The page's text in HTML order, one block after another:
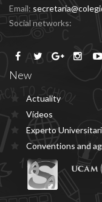
Email:
Social networks:
New
Actuality
Vídeos
Experto
Conventions and